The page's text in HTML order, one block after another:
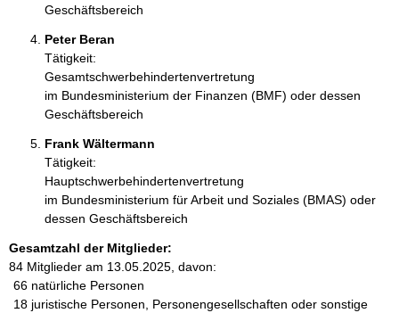
Geschäftsbereich
Peter Beran
Tätigkeit:
Gesamtschwerbehindertenvertretung
im Bundesministerium der Finanzen (BMF) oder dessen
Geschäftsbereich
Frank Wältermann
Tätigkeit:
Hauptschwerbehindertenvertretung
im Bundesministerium für Arbeit und Soziales (BMAS) oder
dessen Geschäftsbereich
Gesamtzahl der Mitglieder:
84 Mitglieder am 13.05.2025, davon:
66 natürliche Personen
18 juristische Personen, Personengesellschaften oder sonstige